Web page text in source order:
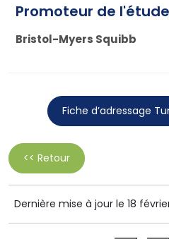
Promoteur de l'étude
Bristol-Myers Squibb
Fiche d’adressage
<< Retour
Dernière mise à jour le 18